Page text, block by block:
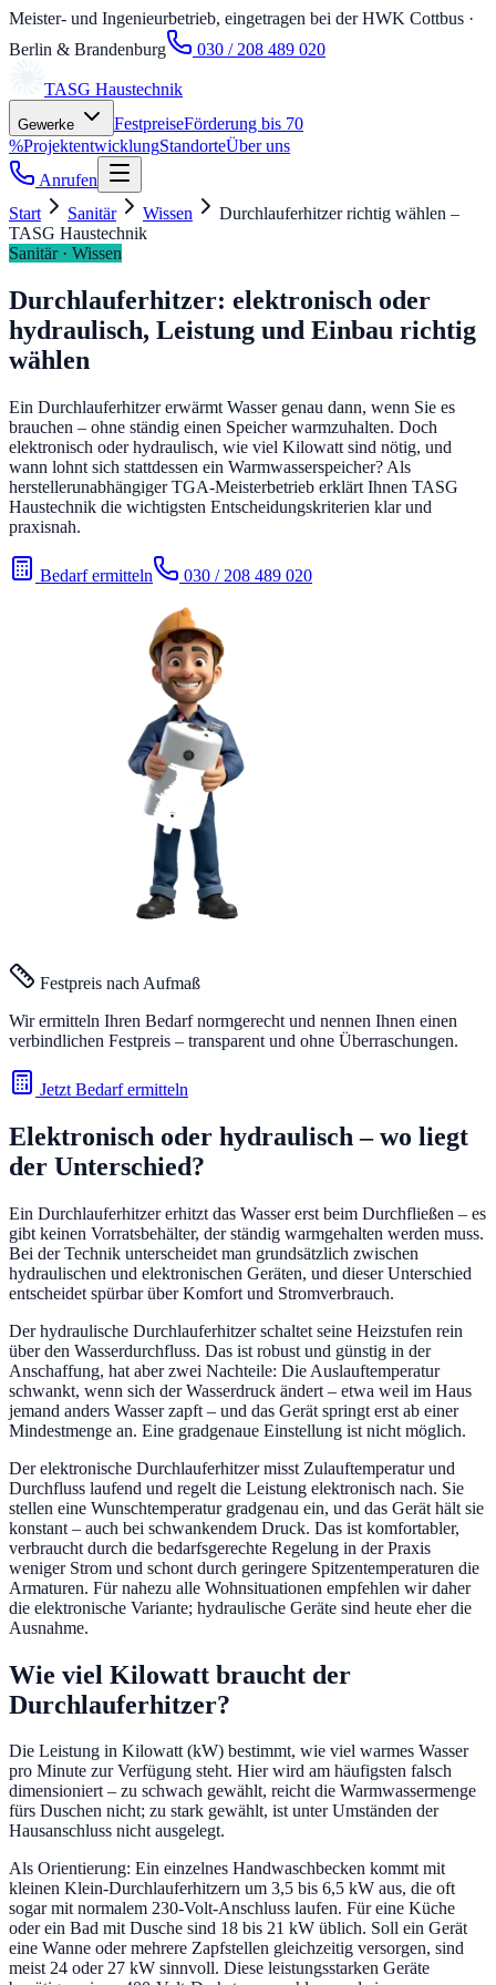
Meister- und Ingenieurbetrieb, eingetragen bei der HWK Cottbus ·
Berlin & Brandenburg
030 / 208 489 020
TASG Haustechnik
Gewerke FestpreiseFörderung bis 70
%ProjektentwicklungStandorteÜber uns
Anrufen
Start
Sanitär Wissen
Durchlauferhitzer richtig wählen –
TASG Haustechnik
Sanitär · Wissen
Durchlauferhitzer: elektronisch oder
hydraulisch, Leistung und Einbau richtig
wählen
Ein Durchlauferhitzer erwärmt Wasser genau dann, wenn Sie es
brauchen – ohne ständig einen Speicher warmzuhalten. Doch
elektronisch oder hydraulisch, wie viel Kilowatt sind nötig, und
wann lohnt sich stattdessen ein Warmwasserspeicher? Als
herstellerunabhängiger TGA-Meisterbetrieb erklärt Ihnen TASG
Haustechnik die wichtigsten Entscheidungskriterien klar und
praxisnah.
Bedarf ermitteln 030 / 208 489 020
Festpreis nach Aufmaß
Wir ermitteln Ihren Bedarf normgerecht und nennen Ihnen einen
verbindlichen Festpreis – transparent und ohne Überraschungen.
Jetzt Bedarf ermitteln
Elektronisch oder hydraulisch – wo liegt
der Unterschied?
Ein Durchlauferhitzer erhitzt das Wasser erst beim Durchfließen – es
gibt keinen Vorratsbehälter, der ständig warmgehalten werden muss.
Bei der Technik unterscheidet man grundsätzlich zwischen
hydraulischen und elektronischen Geräten, und dieser Unterschied
entscheidet spürbar über Komfort und Stromverbrauch.
Der hydraulische Durchlauferhitzer schaltet seine Heizstufen rein
über den Wasserdurchfluss. Das ist robust und günstig in der
Anschaffung, hat aber zwei Nachteile: Die Auslauftemperatur
schwankt, wenn sich der Wasserdruck ändert – etwa weil im Haus
jemand anders Wasser zapft – und das Gerät springt erst ab einer
Mindestmenge an. Eine gradgenaue Einstellung ist nicht möglich.
Der elektronische Durchlauferhitzer misst Zulauftemperatur und
Durchfluss laufend und regelt die Leistung elektronisch nach. Sie
stellen eine Wunschtemperatur gradgenau ein, und das Gerät hält sie
konstant – auch bei schwankendem Druck. Das ist komfortabler,
verbraucht durch die bedarfsgerechte Regelung in der Praxis
weniger Strom und schont durch geringere Spitzentemperaturen die
Armaturen. Für nahezu alle Wohnsituationen empfehlen wir daher
die elektronische Variante; hydraulische Geräte sind heute eher die
Ausnahme.
Wie viel Kilowatt braucht der
Durchlauferhitzer?
Die Leistung in Kilowatt (kW) bestimmt, wie viel warmes Wasser
pro Minute zur Verfügung steht. Hier wird am häufigsten falsch
dimensioniert – zu schwach gewählt, reicht die Warmwassermenge
fürs Duschen nicht; zu stark gewählt, ist unter Umständen der
Hausanschluss nicht ausgelegt.
Als Orientierung: Ein einzelnes Handwaschbecken kommt mit
kleinen Klein-Durchlauferhitzern um 3,5 bis 6,5 kW aus, die oft
sogar mit normalem 230-Volt-Anschluss laufen. Für eine Küche
oder ein Bad mit Dusche sind 18 bis 21 kW üblich. Soll ein Gerät
eine Wanne oder mehrere Zapfstellen gleichzeitig versorgen, sind
meist 24 oder 27 kW sinnvoll. Diese leistungsstarken Geräte